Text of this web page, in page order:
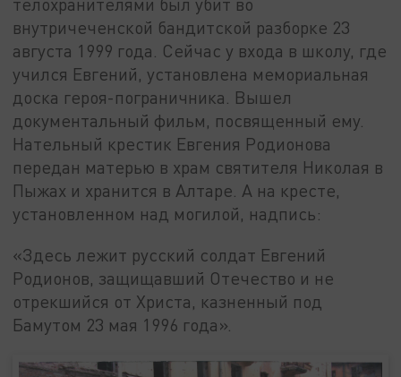
телохранителями был убит во
внутричеченской бандитской разборке 23
августа 1999 года. Сейчас у входа в школу, где
учился Евгений, установлена мемориальная
доска героя-пограничника. Вышел
документальный фильм, посвященный ему.
Нательный крестик Евгения Родионова
передан матерью в храм святителя Николая в
Пыжах и хранится в Алтаре. А на кресте,
установленном над могилой, надпись:
«Здесь лежит русский солдат Евгений
Родионов, защищавший Отечество и не
отрекшийся от Христа, казненный под
Бамутом 23 мая 1996 года».